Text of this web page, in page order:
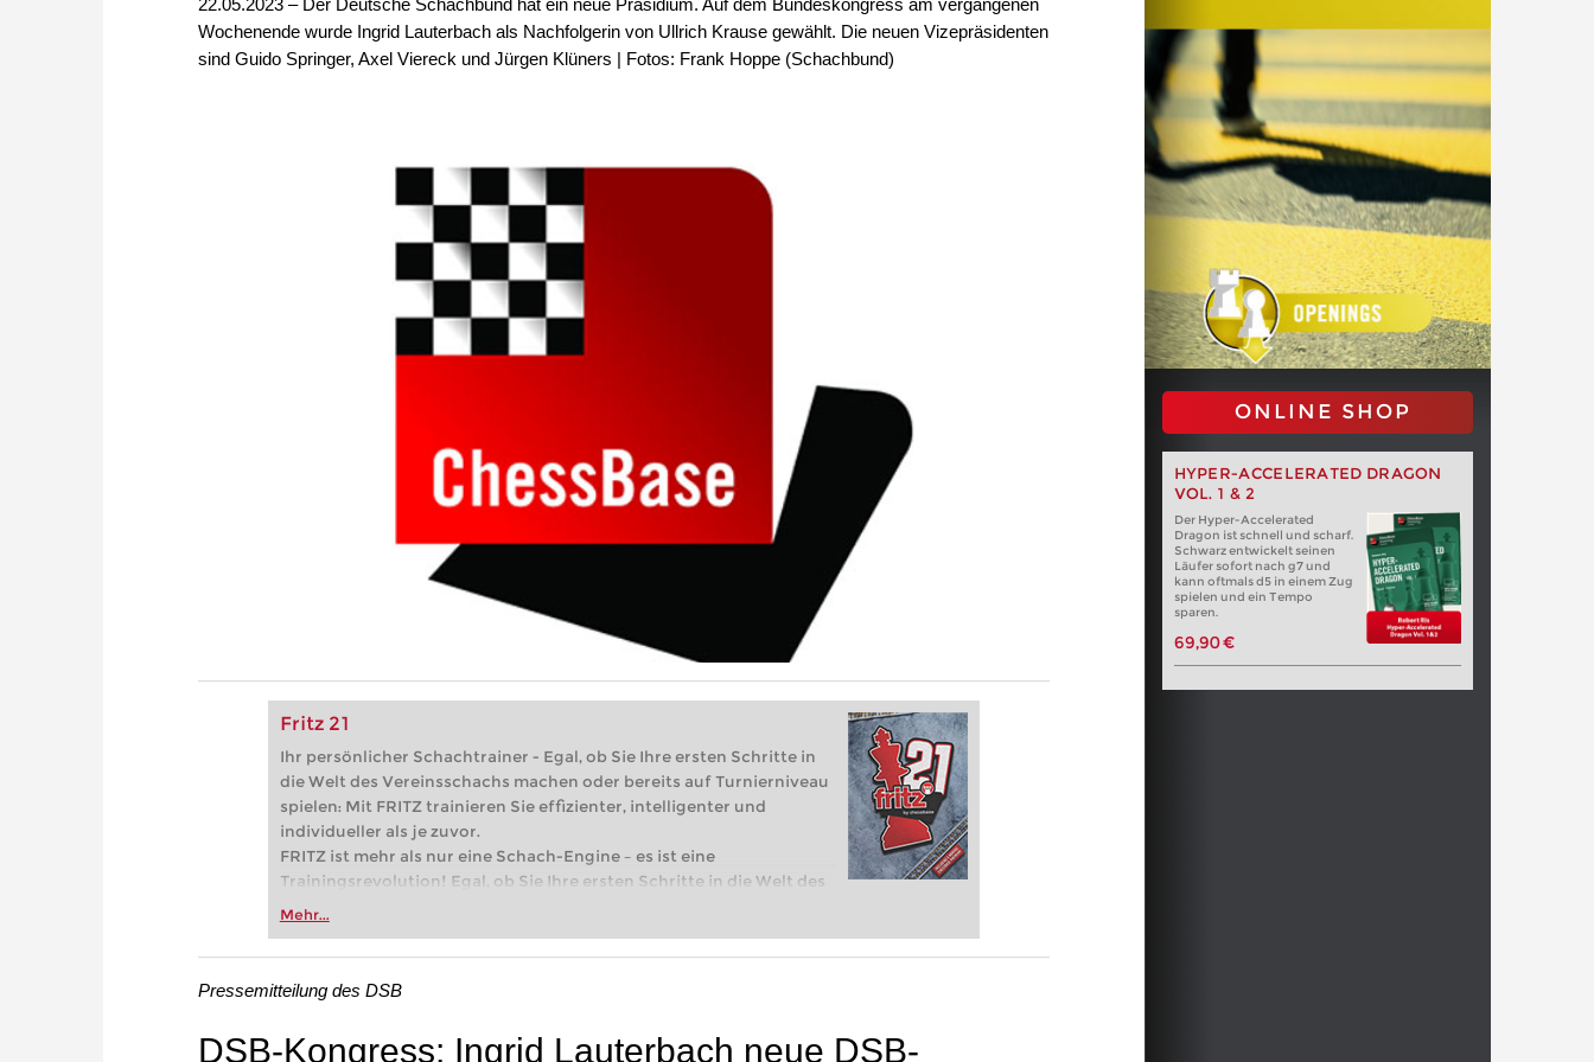
Wochenende wurde Ingrid Lauterbach als Nachfolgerin von Ullrich Krause gewählt. Die neuen Vizepräsidenten
sind Guido Springer, Axel Viereck und Jürgen Klüners | Fotos: Frank Hoppe (Schachbund)
Fritz 21
Ihr persönlicher Schachtrainer - Egal, ob Sie Ihre ersten Schritte in
die Welt des Vereinsschachs machen oder bereits auf Turnierniveau
spielen: Mit FRITZ trainieren Sie effizienter, intelligenter und
individueller als je zuvor.
FRITZ ist mehr als nur eine Schach-Engine – es ist eine
Trainingsrevolution! Egal, ob Sie Ihre ersten Schritte in die Welt des
Vereinsschachs machen oder bereits auf Turnierniveau spielen: Mit
zuvor.
Mehr...
ONLINE SHOP
HYPER-ACCELERATED DRAGON
VOL. 1 & 2
Der Hyper-Accelerated
Dragon ist schnell und scharf.
Schwarz entwickelt seinen
Läufer sofort nach g7 und
kann oftmals d5 in einem Zug
spielen und ein Tempo
sparen.
69,90 €
Pressemitteilung des DSB
DSB-Kongress: Ingrid Lauterbach neue DSB-